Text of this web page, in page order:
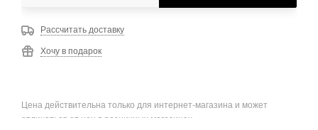
Рассчитать доставку
Хочу в подарок
Цена действительна только для интернет-магазина и может
отличаться от цен в розничных магазинах